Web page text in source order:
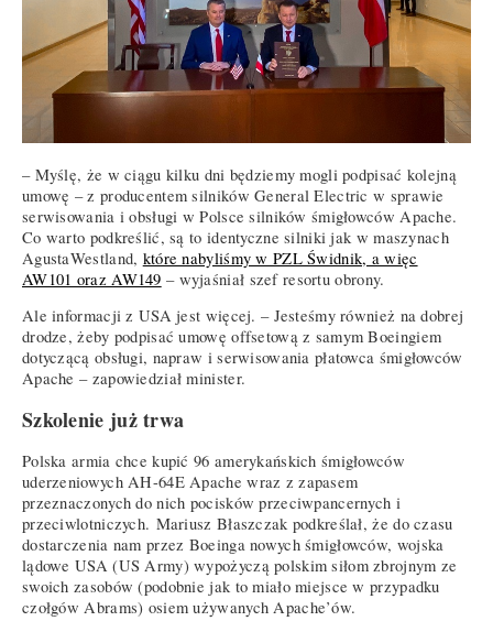
– Myślę, że w ciągu kilku dni będziemy mogli podpisać kolejną
umowę – z producentem silników General Electric w sprawie
serwisowania i obsługi w Polsce silników śmigłowców Apache.
Co warto podkreślić, są to identyczne silniki jak w maszynach
AgustaWestland, które nabyliśmy w PZL Świdnik, a więc
AW101 oraz AW149 – wyjaśniał szef resortu obrony.
Ale informacji z USA jest więcej. – Jesteśmy również na dobrej
drodze, żeby podpisać umowę offsetową z samym Boeingiem
dotyczącą obsługi, napraw i serwisowania płatowca śmigłowców
Apache – zapowiedział minister.
Szkolenie już trwa
Polska armia chce kupić 96 amerykańskich śmigłowców
uderzeniowych AH-64E Apache wraz z zapasem
przeznaczonych do nich pocisków przeciwpancernych i
przeciwlotniczych. Mariusz Błaszczak podkreślał, że do czasu
dostarczenia nam przez Boeinga nowych śmigłowców, wojska
lądowe USA (US Army) wypożyczą polskim siłom zbrojnym ze
swoich zasobów (podobnie jak to miało miejsce w przypadku
czołgów Abrams) osiem używanych Apache’ów.